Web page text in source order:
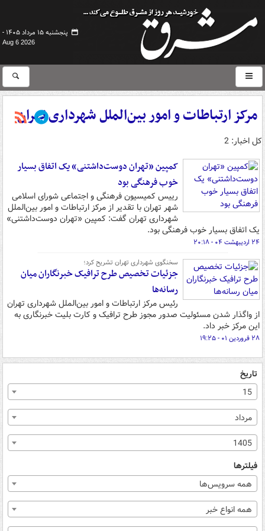
پنجشنبه ۱۵ مرداد ۱۴۰۵ -
Aug 6 2026
مرکز ارتباطات و امور بین‌الملل شهرداری تهران
کل اخبار: 2
کمپین «تهران دوست‌داشتنی» یک اتفاق بسیار
خوب فرهنگی بود
رییس کمیسیون فرهنگی و اجتماعی شورای اسلامی
شهر تهران با تقدیر از مرکز ارتباطات و امور بین‌الملل
شهرداری تهران گفت: کمپین «تهران دوست‌داشتنی»
یک اتفاق بسیار خوب فرهنگی بود.
۲۴ اردیبهشت ۰۴ - ۲۰:۱۸
سخنگوی شهرداری تهران تشریح کرد؛
جزئیات تخصیص طرح ترافیک خبرنگاران میان
رسانه‌ها
رئیس مرکز ارتباطات و امور بین‌الملل شهرداری تهران
از واگذار شدن مسئولیت صدور مجوز طرح ترافیک و کارت بلیت خبرنگاری به
این مرکز خبر داد.
۲۸ فروردین ۰۱ - ۱۹:۲۵
تاریخ
15
مرداد
1405
فیلترها
همه سرویس‌ها
همه انواع خبر